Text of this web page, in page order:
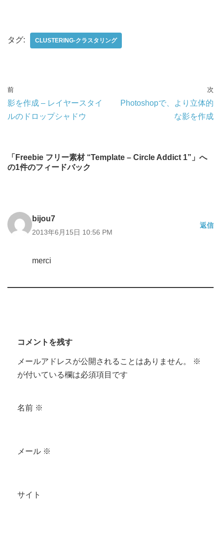
タグ: CLUSTERING-クラスタリング
前
影を作成 – レイヤースタイ
ルのドロップシャドウ
次
Photoshopで、より立体的
な影を作成
「Freebie フリー素材 “Template – Circle Addict 1”」へ
の1件のフィードバック
bijou7
2013年6月15日 10:56 PM
返信
merci
コメントを残す
メールアドレスが公開されることはありません。
※
が付いている欄は必須項目です
名前 ※
メール ※
サイト